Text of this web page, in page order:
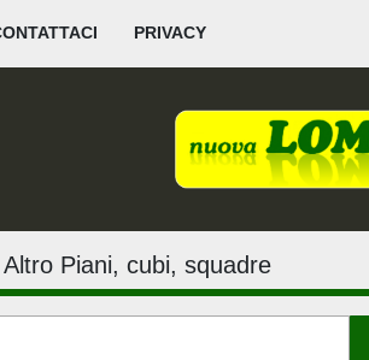
CONTATTACI PRIVACY
Altro Piani, cubi, squadre